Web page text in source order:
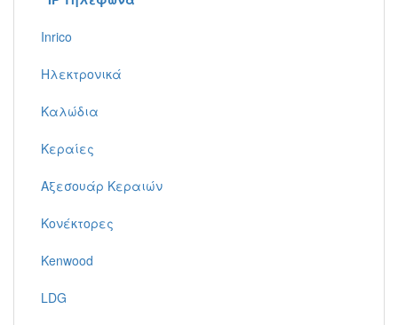
Inrico
Ηλεκτρονικά
Καλώδια
Κεραίες
Αξεσουάρ Κεραιών
Κονέκτορες
Kenwood
LDG